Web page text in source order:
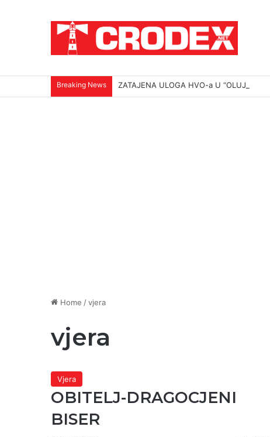
Breaking News ZATAJENA ULOGA HVO-a U “OLUJI”
Home /vjera
vjera
Vjera
OBITELJ-DRAGOCJENI
BISER